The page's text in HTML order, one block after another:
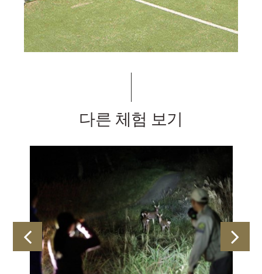
다른 체험 보기